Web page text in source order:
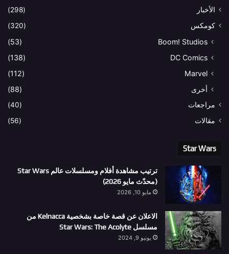
الأخبار
(298)
كومكس
(320)
Boom! Studios
(53)
DC Comics
(138)
Marvel
(112)
أخرى
(88)
مراجعات
(40)
مقالات
(56)
Star Wars
ترتيب مشاهدة أفلام ومسلسلات عالم Star Wars
(محدّث مايو 2026)
مايو 10, 2026
الاعلان عن قصة خاصة بشخصية Kelnacca من
مسلسل Star Wars: The Acolyte
يونيو 9, 2024